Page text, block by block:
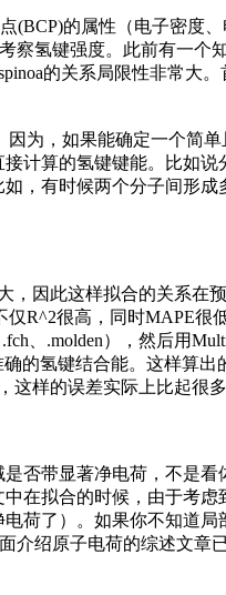
(BCP)的属性（电子密度
氢键强度。此前有一个
的关系局限性非常大
为，如果能确定一个简
计算的氢键键能。比如说
，有时候两个分子间形成
，因此这样拟合的关系在
R^2很高，同时MAPE很
、.molden），然后用
的氢键结合能。这样算出
这样的误差实际上比起很
否带显著净电荷，不是看
在拟合的时候，由于考虑
荷了）。如果你不知道局
绍原子电荷的综述文章已